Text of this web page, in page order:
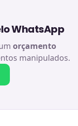
WhatsApp
orçamento
manipulados.